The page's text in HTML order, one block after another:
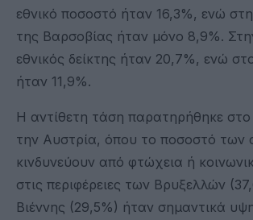
εθνικό ποσοστό ήταν 16,3%, ενώ
της Βαρσοβίας ήταν μόνο 8,9%.
εθνικός δείκτης ήταν 20,7%, ενώ
ήταν 11,9%.
Η αντίθετη τάση παρατηρήθηκε στο
την Αυστρία, όπου το ποσοστό των
κινδυνεύουν από φτώχεια ή
στις περιφέρειες των Βρυξελλών
Βιέννης (29,5%) ήταν σημαντικά